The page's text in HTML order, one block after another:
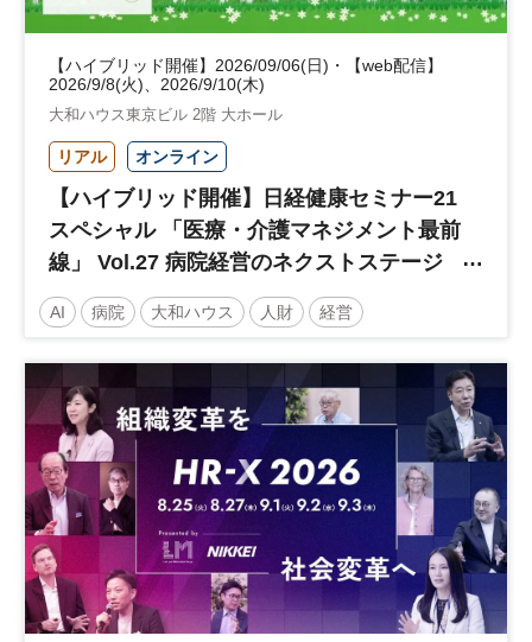
【ハイブリッド開催】2026/09/06(日)・【web配信】
2026/9/8(火)、2026/9/10(木)
大和ハウス東京ビル 2階 大ホール
リアル オンライン
【ハイブリッド開催】日経健康セミナー21
スペシャル 「医療・介護マネジメント最前
線」 Vol.27 病院経営のネクストステージ
～診療報酬改定のその先 AI・DX・人財戦
略で描く持続可能な未来へ～
AI 病院 大和ハウス 人財 経営
医療・介護マネジメント 医療 人材 人材戦略
日経健康セミナー 病院経営 DX 診療報酬
参加無料 土日祝開催